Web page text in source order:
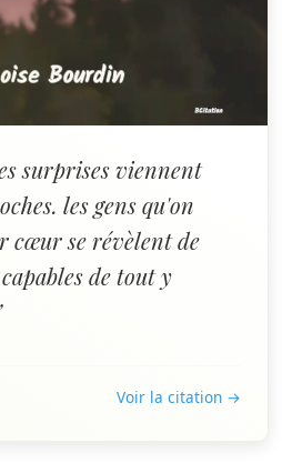
surprises viennent
les gens qu'on
cœur se révèlent de
de tout y
Voir la citation →